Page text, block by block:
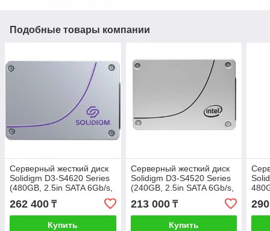
Подобные товары компании
Серверный жесткий диск
Solidigm D3-S4620 Series
(480GB, 2.5in SATA 6Gb/s,
3D4, TLC) Generic Single
Pack
(SSDSC2KG480GZ1Z)
262 400 ₸
Купить
Серверный жесткий диск
Solidigm D3-S4520 Series
(240GB, 2.5in SATA 6Gb/s,
3D4, TLC) Generic Single
Pack
(SSDSC2KB240GZ1Z)
213 000₸
Купить
Pack